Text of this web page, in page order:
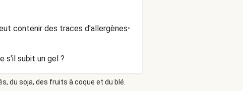
contenir des traces d'allergènes•
s'il subit un gel ?
du soja, des fruits à coque et du blé.